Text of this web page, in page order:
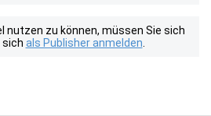
nutzen zu können, müssen Sie sich
sich als Publisher anmelden